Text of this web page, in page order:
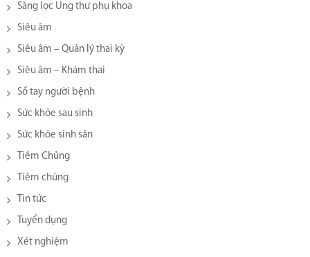
Sàng lọc Ung thư phụ khoa
Siêu âm
Siêu âm – Quản lý thai kỳ
Siêu âm – Khám thai
Sổ tay người bệnh
Sức khỏe sau sinh
Sức khỏe sinh sản
Tiêm Chủng
Tiêm chủng
Tin tức
Tuyển dụng
Xét nghiệm